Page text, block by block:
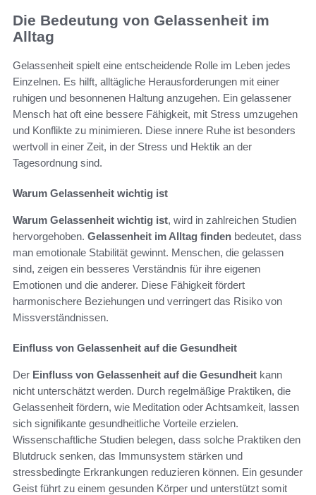
Die Bedeutung von Gelassenheit im
Alltag
Gelassenheit spielt eine entscheidende Rolle im Leben jedes
Einzelnen. Es hilft, alltägliche Herausforderungen mit einer
ruhigen und besonnenen Haltung anzugehen. Ein gelassener
Mensch hat oft eine bessere Fähigkeit, mit Stress umzugehen
und Konflikte zu minimieren. Diese innere Ruhe ist besonders
wertvoll in einer Zeit, in der Stress und Hektik an der
Tagesordnung sind.
Warum Gelassenheit wichtig ist
Warum Gelassenheit wichtig ist, wird in zahlreichen Studien
hervorgehoben. Gelassenheit im Alltag finden bedeutet, dass
man emotionale Stabilität gewinnt. Menschen, die gelassen
sind, zeigen ein besseres Verständnis für ihre eigenen
Emotionen und die anderer. Diese Fähigkeit fördert
harmonischere Beziehungen und verringert das Risiko von
Missverständnissen.
Einfluss von Gelassenheit auf die Gesundheit
Der Einfluss von Gelassenheit auf die Gesundheit kann
nicht unterschätzt werden. Durch regelmäßige Praktiken, die
Gelassenheit fördern, wie Meditation oder Achtsamkeit, lassen
sich signifikante gesundheitliche Vorteile erzielen.
Wissenschaftliche Studien belegen, dass solche Praktiken den
Blutdruck senken, das Immunsystem stärken und
stressbedingte Erkrankungen reduzieren können. Ein gesunder
Geist führt zu einem gesunden Körper und unterstützt somit